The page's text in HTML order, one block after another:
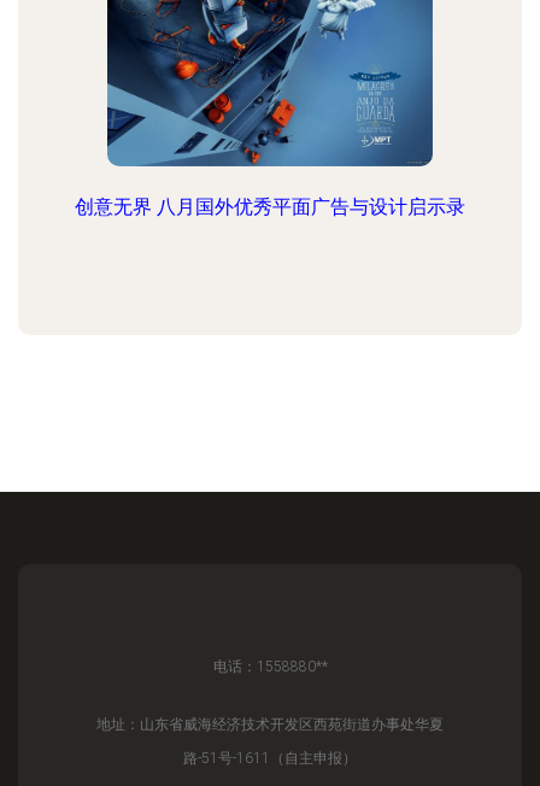
创意无界 八月国外优秀平面广告与设计启示录
电话：1558880**
地址：山东省威海经济技术开发区西苑街道办事处华夏
路-51号-1611（自主申报）